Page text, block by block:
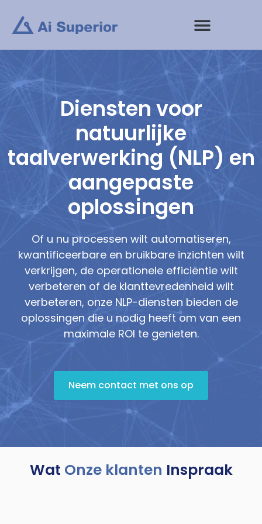
inhoud
Diensten voor
natuurlijke
taalverwerking (NLP) en
aangepaste
oplossingen
Of u nu processen wilt automatiseren,
kwantificeerbare en bruikbare inzichten wilt
verkrijgen, de operationele efficiëntie wilt
verbeteren of de klanttevredenheid wilt
verbeteren, onze NLP-diensten bieden de
oplossingen die u nodig heeft om van een
maximale ROI te genieten.
Neem contact met ons op
Wat Onze klanten Inspraak